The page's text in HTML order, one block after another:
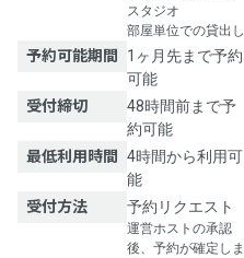
スタジオ
部屋単位での貸出し
予約可能期間
1ヶ月先まで予約
可能
受付締切
48時間前まで予
約可能
最低利用時間
4時間から利用可
能
受付方法
予約リクエスト
運営ホストの承認
後、予約が確定しま